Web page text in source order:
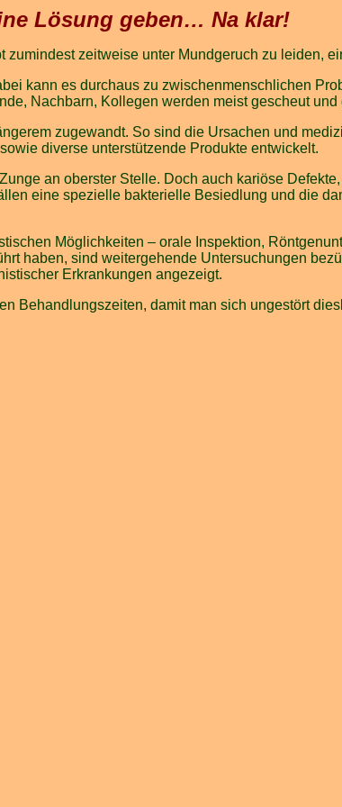
Lösung geben… Na klar!
zeitweise unter Mundgeruch zu leiden,
kann es durchaus zu zwischenmenschlichen
Nachbarn, Kollegen werden meist gescheut und
zugewandt. So sind die Ursachen und
diverse unterstützende Produkte entwickelt.
an oberster Stelle. Doch auch kariöse
eine spezielle bakterielle Besiedlung und die
Möglichkeiten – orale Inspektion,
haben, sind weitergehende Untersuchungen
Erkrankungen angezeigt.
Behandlungszeiten, damit man sich ungestört